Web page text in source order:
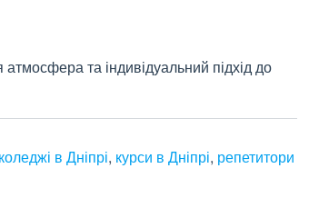
та індивідуальний підхід до
коледжі в Дніпрі, курси в Дніпрі, репетитори